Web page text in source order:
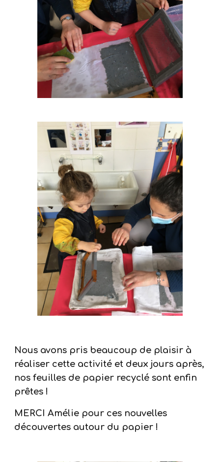
Nous avons pris beaucoup de plaisir à
réaliser cette activité et deux jours après,
nos feuilles de papier recyclé sont enfin
prêtes !
MERCI Amélie pour ces nouvelles
découvertes autour du papier !